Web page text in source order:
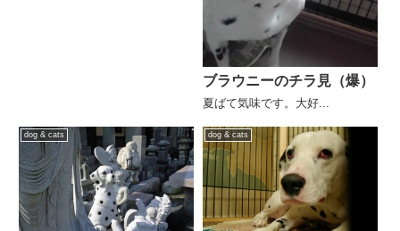
ブラウニーのチラ見（爆）
夏ばて気味です。大好...
dog & cats dog & cats